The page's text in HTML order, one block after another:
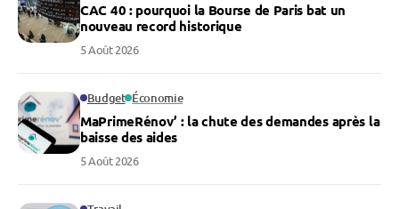
CAC 40 : pourquoi la Bourse de Paris bat un
nouveau record historique
5 Août 2026
Budget Économie
MaPrimeRénov’ : la chute des demandes après la
baisse des aides
5 Août 2026